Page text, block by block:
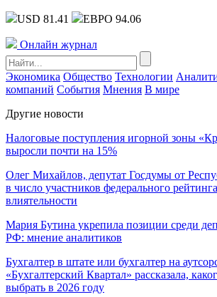
USD 81.41 ЕВРО 94.06
Онлайн журнал
Экономика Общество Технологии
компаний События Мнения В мире
Другие новости
Налоговые поступления игорной зоны
выросли почти на 15%
Олег Михайлов, депутат Госдумы от
в число участников федерального
влиятельности
Мария Бутина укрепила позиции среди
РФ: мнение аналитиков
Бухгалтер в штате или бухгалтер на
«Бухгалтерский Квартал» рассказала,
выбрать в 2026 году